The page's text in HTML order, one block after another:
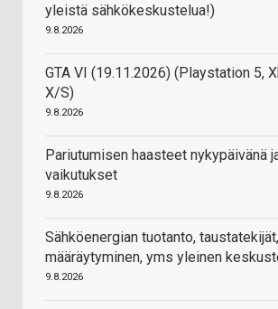
yleistä sähkökeskustelua!)
9.8.2026
GTA VI (19.11.2026) (Playstation 5,
X/S)
9.8.2026
Pariutumisen haasteet nykypäivänä
vaikutukset
9.8.2026
Sähköenergian tuotanto,
määräytyminen, yms yleinen
9.8.2026